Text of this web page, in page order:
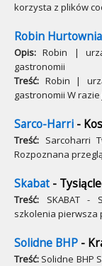
korzysta z plików
Robin
Opis: Robin |
gastronomii
Treść: Robin |
gastronomii W
Sarco-Harri -
Treść: Sarcoharri
Rozpoznana
Skabat -
Treść: SKABAT -
szkolenia pierwsza
Solidne BHP -
Treść: Solidne BHP